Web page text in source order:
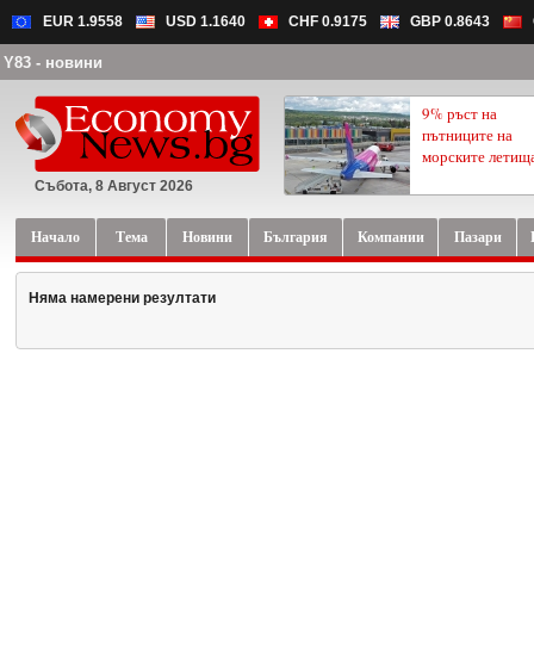
EUR 1.9558 USD 1.1640 CHF 0.9175 GBP 0.8643
Y83 - новини
Събота, 8 Август 2026
9% ръст на
пътниците на
морските
Начало Тема Новини България Компании Пазари
Няма намерени резултати